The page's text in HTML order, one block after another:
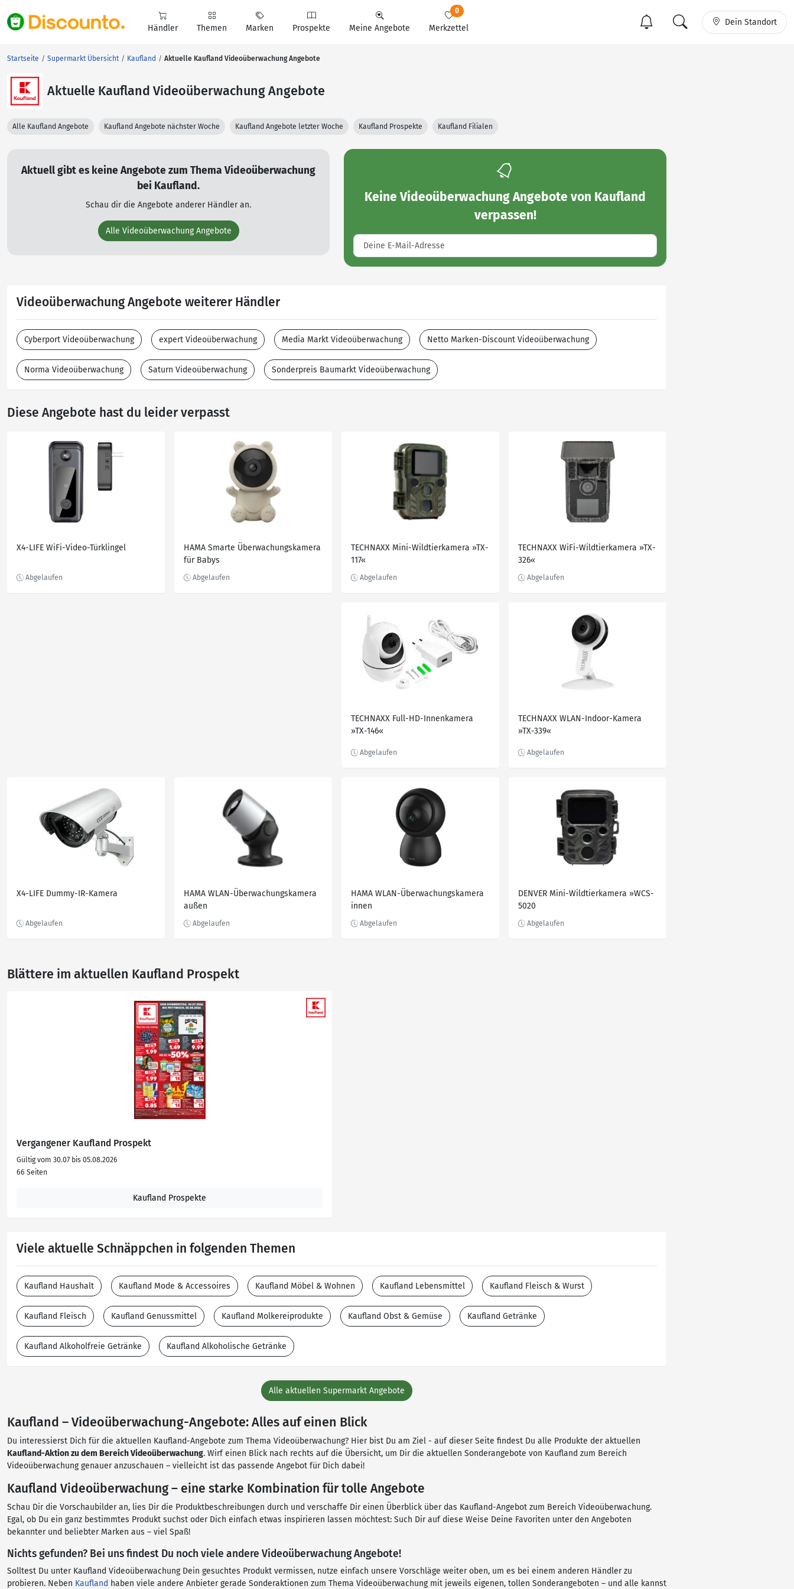
Händler Themen Marken Prospekte Meine Angebote Merkzettel
0
Dein Standort
Startseite Supermarkt Übersicht Kaufland Aktuelle Kaufland Videoüberwachung Angebote
Aktuelle Kaufland Videoüberwachung Angebote
Alle Kaufland Angebote Kaufland Angebote nächster Woche Kaufland Angebote letzter Woche Kaufland Prospekte Kaufland Filialen
Aktuell gibt es keine Angebote zum Thema Videoüberwachung
bei Kaufland.
Schau dir die Angebote anderer Händler an.
Alle Videoüberwachung Angebote
Keine Videoüberwachung Angebote von Kaufland
verpassen!
Videoüberwachung Angebote weiterer Händler
Cyberport Videoüberwachung expert Videoüberwachung Media Markt Videoüberwachung Netto Marken-Discount Videoüberwachung
Norma Videoüberwachung Saturn Videoüberwachung Sonderpreis Baumarkt Videoüberwachung
Diese Angebote hast du leider verpasst
X4-LIFE WiFi-Video-Türklingel
HAMA Smarte Überwachungskamera
für Babys
TECHNAXX Mini-Wildtierkamera »TX-
117«
TECHNAXX WiFi-Wildtierkamera »TX-
326«
TECHNAXX Full-HD-Innenkamera
»TX-146«
TECHNAXX WLAN-Indoor-Kamera
»TX-339«
X4-LIFE Dummy-IR-Kamera
HAMA WLAN-Überwachungskamera
außen
HAMA WLAN-Überwachungskamera
innen
DENVER Mini-Wildtierkamera »WCS-
5020
Blättere im aktuellen Kaufland Prospekt
Vergangener Kaufland Prospekt
Gültig vom 30.07 bis 05.08.2026
66 Seiten
Kaufland Prospekte
Viele aktuelle Schnäppchen in folgenden Themen
Kaufland Haushalt Kaufland Mode & Accessoires Kaufland Möbel & Wohnen Kaufland Lebensmittel Kaufland Fleisch & Wurst
Kaufland Fleisch Kaufland Genussmittel Kaufland Molkereiprodukte Kaufland Obst & Gemüse Kaufland Getränke
Kaufland Alkoholfreie Getränke Kaufland Alkoholische Getränke
Alle aktuellen Supermarkt Angebote
Kaufland – Videoüberwachung-Angebote: Alles auf einen Blick
Du interessierst Dich für die aktuellen Kaufland-Angebote zum Thema Videoüberwachung? Hier bist Du am Ziel - auf dieser Seite findest Du alle Produkte der aktuellen
Kaufland-Aktion zu dem Bereich Videoüberwachung. Wirf einen Blick nach rechts auf die Übersicht, um Dir die aktuellen Sonderangebote von Kaufland zum Bereich
Videoüberwachung genauer anzuschauen – vielleicht ist das passende Angebot für Dich dabei!
Kaufland Videoüberwachung – eine starke Kombination für tolle Angebote
Schau Dir die Vorschaubilder an, lies Dir die Produktbeschreibungen durch und verschaffe Dir einen Überblick über das Kaufland-Angebot zum Bereich Videoüberwachung.
Egal, ob Du ein ganz bestimmtes Produkt suchst oder Dich einfach etwas inspirieren lassen möchtest: Such Dir auf diese Weise Deine Favoriten unter den Angeboten
bekannter und beliebter Marken aus – viel Spaß!
Nichts gefunden? Bei uns findest Du noch viele andere Videoüberwachung Angebote!
Solltest Du unter Kaufland Videoüberwachung Dein gesuchtes Produkt vermissen, nutze einfach unsere Vorschläge weiter oben, um es bei einem anderen Händler zu
probieren. Neben Kaufland haben viele andere Anbieter gerade Sonderaktionen zum Thema Videoüberwachung mit jeweils eigenen, tollen Sonderangeboten – und alle kannst